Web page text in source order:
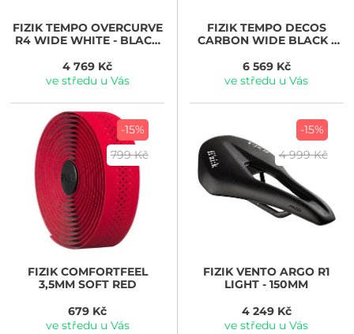
FIZIKTEMPO OVERCURVE
R4 WIDE WHITE - BLACK
4 769 Kč
ve středu u Vás
FIZIKTEMPO DECOS
CARBON WIDE BLACK -
6 569 Kč
ve středu u Vás
-15%
799 Kč
FIZIKCOMFORTFEEL
3,5MM SOFT RED
679 Kč
ve středu u Vás
-15%
4 999 Kč
FIZIKVENTO ARGO R1
LIGHT - 150MM
4 249 Kč
ve středu u Vás